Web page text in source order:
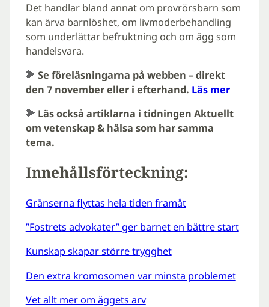
Det handlar bland annat om provrörsbarn som
kan ärva barnlöshet, om livmoderbehandling
som underlättar befruktning och om ägg som
handelsvara.
Se föreläsningarna på webben – direkt
den 7 november eller i efterhand. Läs mer
Läs också artiklarna i tidningen Aktuellt
om vetenskap & hälsa som har samma
tema.
Innehållsförteckning:
Gränserna flyttas hela tiden framåt
”Fostrets advokater” ger barnet en bättre start
Kunskap skapar större trygghet
Den extra kromosomen var minsta problemet
Vet allt mer om äggets arv